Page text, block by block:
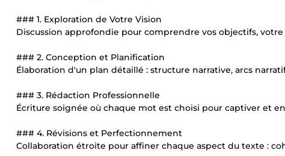
### 1. Exploration de Votre Vision
Discussion approfondie pour comprendre vos objectifs,
### 2. Conception et Planification
Élaboration d'un plan détaillé : structure narrative, arcs
### 3. Rédaction Professionnelle
Écriture soignée où chaque mot est choisi pour captiver et
### 4. Révisions et Perfectionnement
Collaboration étroite pour affiner chaque aspect du texte :